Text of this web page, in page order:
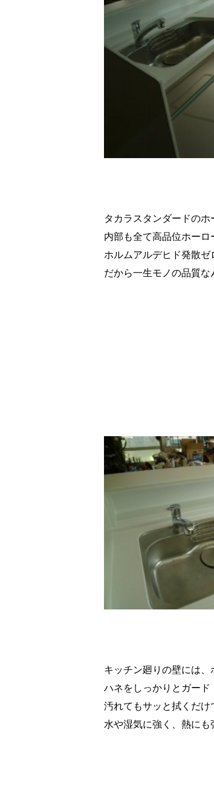
タカラスタンダードの
内部も全て高品位ホーロ
ホルムアルデヒド発散ゼ
だから一生モノの品質
キッチン廻りの壁には
ハネをしっかりとガード
汚れてもサッと拭くだ
水や湿気に強く、熱にも